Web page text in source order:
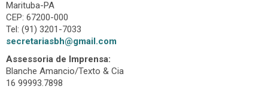
Marituba-PA
CEP: 67200-000
Tel: (91) 3201-7033
secretariasbh@gmail.com
Assessoria de Imprensa:
Blanche Amancio/Texto & Cia
16 99993.7898